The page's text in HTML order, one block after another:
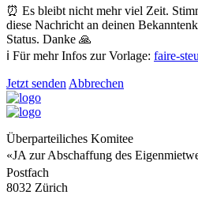
⏰ Es bleibt nicht mehr viel Zeit.
diese Nachricht an deinen
Status. Danke 🙏
ℹ️ Für mehr Infos zur Vorlage: faire-
Jetzt senden Abbrechen
Überparteiliches Komitee
«JA zur Abschaffung des
Postfach
8032 Zürich